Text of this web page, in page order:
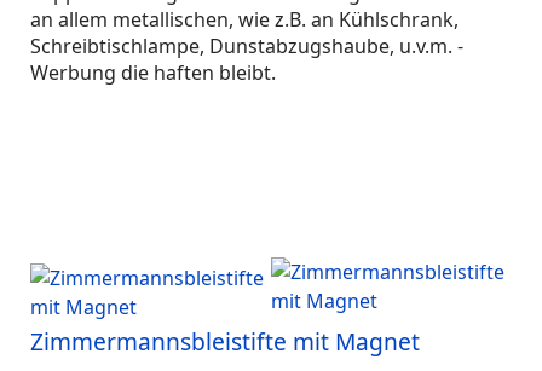
an allem metallischen, wie z.B. an Kühlschrank,
Schreibtischlampe, Dunstabzugshaube, u.v.m. -
Werbung die haften bleibt.
Zimmermannsbleistifte mit Magnet